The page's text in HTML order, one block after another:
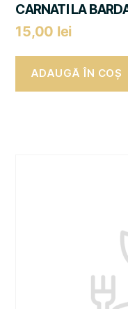
CARNATI LA
15,00 lei
ADAUGĂ ÎN COȘ